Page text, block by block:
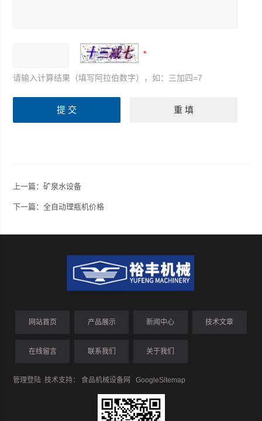
请输入计算结果（填写阿拉伯数字），如：三加四=7
上一篇：矿泉水设备
下一篇：全自动理瓶机价格
网站首页 产品展示 新闻中心 技术文章
在线留言 联系我们 关于我们
管理登陆 技术支持：食品机械设备网 GoogleSitemap